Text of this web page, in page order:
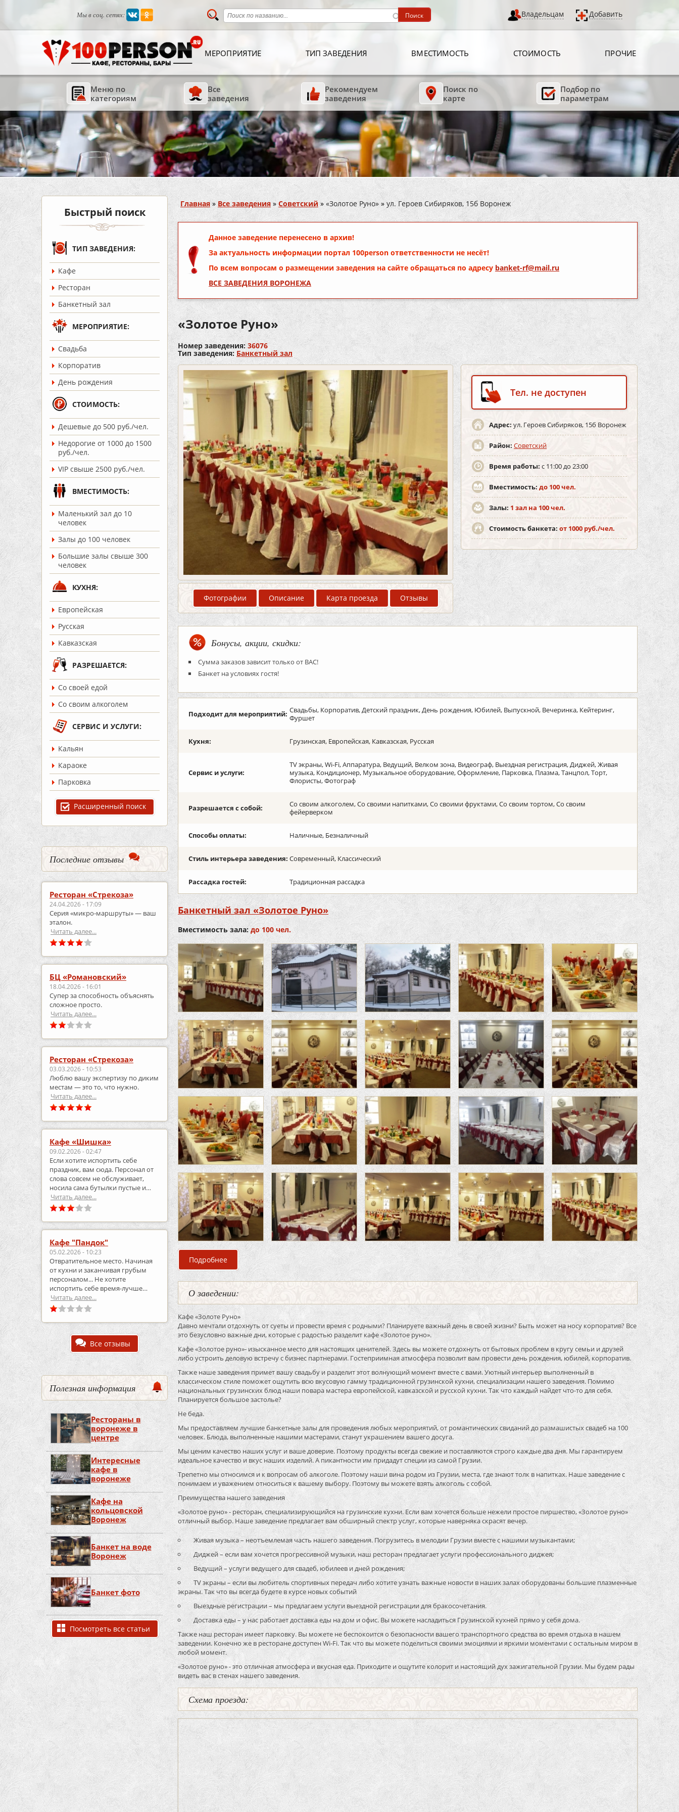
Мы в соц. сетях: Владельцам Добавить
МЕРОПРИЯТИЕ ТИП ЗАВЕДЕНИЯ ВМЕСТИМОСТЬ СТОИМОСТЬ ПРОЧИЕ
Меню по
категориям
Все
заведения
Рекомендуем
заведения
Поиск по
карте
Подбор по
параметрам
Быстрый поиск
ТИП ЗАВЕДЕНИЯ:
Кафе
Ресторан
Банкетный зал
МЕРОПРИЯТИЕ:
Cвадьба
Корпоратив
День рождения
СТОИМОСТЬ:
Дешевые до 500 руб./чел.
Недорогие от 1000 до 1500
руб./чел.
VIP свыше 2500 руб./чел.
ВМЕСТИМОСТЬ:
Маленький зал до 10
человек
Залы до 100 человек
Большие залы свыше 300
человек
КУХНЯ:
Европейская
Русская
Кавказская
РАЗРЕШАЕТСЯ:
Со своей едой
Со своим алкоголем
СЕРВИС И УСЛУГИ:
Кальян
Караоке
Парковка
Расширенный поиск
Последние отзывы
Ресторан «Стрекоза»
24.04.2026 - 17:09
Серия «микро‑маршруты» — ваш
эталон.
Читать далее...
БЦ «Романовский»
18.04.2026 - 16:01
Супер за способность объяснять
сложное просто.
Читать далее...
Ресторан «Стрекоза»
03.03.2026 - 10:53
Люблю вашу экспертизу по диким
местам — это то, что нужно.
Читать далее...
Кафе «Шишка»
09.02.2026 - 02:47
Если хотите испортить себе
праздник, вам сюда. Персонал от
слова совсем не обслуживает,
носила сама бутылки пустые и
приносила полные.
Читать далее...
Кафе "Пандок"
05.02.2026 - 10:23
Отвратительное место. Начиная
от кухни и заканчивая грубым
персоналом... Не хотите
испортить себе время-лучше
выберите что-то другое..
Читать далее...
Все отзывы
Полезная информация
Рестораны в
воронеже в
центре
Интересные
кафе в
воронеже
Кафе на
кольцовской
Воронеж
Банкет на воде
Воронеж
Банкет фото
Посмотреть все статьи
Вы здесь
Главная » Все заведения » Советский » «Золотое Руно» » ул. Героев Сибиряков, 15б Воронеж
Данное заведение перенесено в архив!
За актуальность информации портал 100person ответственности не несёт!
По всем вопросам о размещении заведения на сайте обращаться по адресу banket-rf@mail.ru
ВСЕ ЗАВЕДЕНИЯ ВОРОНЕЖА
«Золотое Руно»
Номер заведения: 36076
Тип заведения: Банкетный зал
Фотографии Описание Карта проезда Отзывы
Тел. не доступен
Адрес: ул. Героев Сибиряков, 15б Воронеж
Район: Советский
Время работы: с 11:00 до 23:00
Вместимость: до 100 чел.
Залы: 1 зал на 100 чел.
Стоимость банкета: от 1000 руб./чел.
Бонусы, акции, скидки:
Сумма заказов зависит только от ВАС!
Банкет на условиях гостя!
Подходит для мероприятий: Свадьбы, Корпоратив, Детский праздник, День рождения, Юбилей, Выпускной, Вечеринка, Кейтеринг,
Фуршет
Кухня: Грузинская, Европейская, Кавказская, Русская
Сервис и услуги:
TV экраны, Wi-Fi, Аппаратура, Ведущий, Велком зона, Видеограф, Выездная регистрация, Диджей, Живая
музыка, Кондиционер, Музыкальное оборудование, Оформление, Парковка, Плазма, Танцпол, Торт,
Флористы, Фотограф
Разрешается с собой:
Со своим алкоголем, Со своими напитками, Со своими фруктами, Со своим тортом, Со своим
фейерверком
Способы оплаты: Наличные, Безналичный
Стиль интерьера заведения: Современный, Классический
Рассадка гостей: Традиционная рассадка
Банкетный зал «Золотое Руно»
Вместимость зала: до 100 чел.
Подробнее о Банкетный зал «Золотое Руно»
О заведении:
Кафе «Золоте Руно»
Давно мечтали отдохнуть от суеты и провести время с родными? Планируете важный день в своей жизни? Быть может на носу корпоратив? Все
это безусловно важные дни, которые с радостью разделит кафе «Золотое руно».
Кафе «Золотое руно»- изысканное место для настоящих ценителей. Здесь вы можете отдохнуть от бытовых проблем в кругу семьи и друзей
либо устроить деловую встречу с бизнес партнерами. Гостеприимная атмосфера позволит вам провести день рождения, юбилей, корпоратив.
Также наше заведения примет вашу свадьбу и разделит этот волнующий момент вместе с вами. Уютный интерьер выполненный в
классическом стиле поможет ощутить всю вкусовую гамму традиционной грузинской кухни, специализации нашего заведения. Помимо
национальных грузинских блюд наши повара мастера европейской, кавказской и русской кухни. Так что каждый найдет что-то для себя.
Планируется большое застолье?
Не беда.
Мы предоставляем лучшие банкетные залы для проведения любых мероприятий, от романтических свиданий до размашистых свадеб на 100
человек. Блюда, выполненные нашими мастерами, станут украшением вашего досуга.
Мы ценим качество наших услуг и ваше доверие. Поэтому продукты всегда свежие и поставляются строго каждые два дня. Мы гарантируем
идеальное качество и вкус наших изделий. А пикантности им придадут специи из самой Грузии.
Трепетно мы относимся и к вопросам об алкоголе. Поэтому наши вина родом из Грузии, места, где знают толк в напитках. Наше заведение с
понимаем и уважением относиться к вашему выбору. Поэтому вы можете взять алкоголь с собой.
Преимущества нашего заведения
«Золотое руно» - ресторан, специализирующийся на грузинские кухни. Если вам хочется больше нежели простое пиршество, «Золотое руно»
отличный выбор. Наше заведение предлагает вам обширный спектр услуг, которые наверняка скрасят вечер.
Живая музыка – неотъемлемая часть нашего заведения. Погрузитесь в мелодии Грузии вместе с нашими музыкантами;
Диджей – если вам хочется прогрессивной музыки, наш ресторан предлагает услуги профессионального диджея;
Ведущий – услуги ведущего для свадеб, юбилеев и дней рождения;
TV экраны – если вы любитель спортивных передач либо хотите узнать важные новости в наших залах оборудованы большие плазменные
экраны. Так что вы всегда будете в курсе новых событий
Выездные регистрации – мы предлагаем услуги выездной регистрации для бракосочетания.
Доставка еды – у нас работает доставка еды на дом и офис. Вы можете насладиться Грузинской кухней прямо у себя дома.
Также наш ресторан имеет парковку. Вы можете не беспокоится о безопасности вашего транспортного средства во время отдыха в нашем
заведении. Конечно же в ресторане доступен Wi-Fi. Так что вы можете поделиться своими эмоциями и яркими моментами с остальным миром в
любой момент.
«Золотое руно» - это отличная атмосфера и вкусная еда. Приходите и ощутите колорит и настоящий дух зажигательной Грузии. Мы будем рады
видеть вас в стенах нашего заведения.
Схема проезда: